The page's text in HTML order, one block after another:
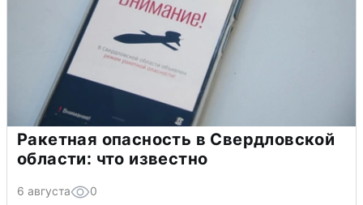
Ракетная опасность в Свердловской
области: что известно
6 августа 0